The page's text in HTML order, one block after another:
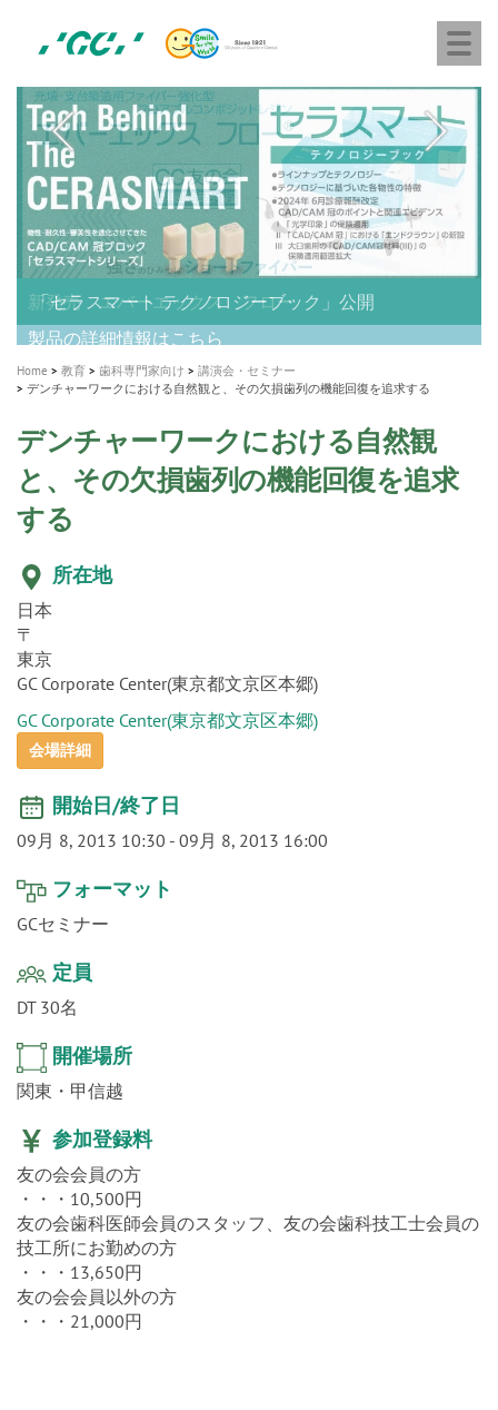
content
社
ジ
ー
シ
ー
A healthy smile greatly contributes to your quality of life
新発売 エバーエックス フロー
製品の詳細情報はこちら
「セラスマート テクノロジーブック」公開
「イニシャル LiSi（リジ）ブロック テクノロジーブッ
ク」公開
歯を内部まで白くする
医療ホワイトニング ティオン®
新製品 イオム ナゴミ for DH
専用サイトはこちら
新製品バキュクレーブ 118 / 318 Prime
製品の詳細情報はこちら
インプラント Aadva®
ショートインプラント新発売
GCグループ企業
Home 教育 歯科専門家向け
講演会・セミナー
デンチャーワークにおける自然観と、その欠損歯列の機能回復を追求する
デンチャーワークにおける自然観
と、その欠損歯列の機能回復を追求
する
日本
〒
東京
GC Corporate Center(東京都文京区本郷)
GC Corporate Center(東京都文京区本郷)
会場詳細
09月 8, 2013 10:30-
GCセミナー
DT 30名
関東・甲信越
友の会会員の方
・・・10,500円
友の会歯科医師会員のスタッフ、友の会歯科技工士会員の
技工所にお勤めの方
・・・13,650円
友の会会員以外の方
・・・21,000円